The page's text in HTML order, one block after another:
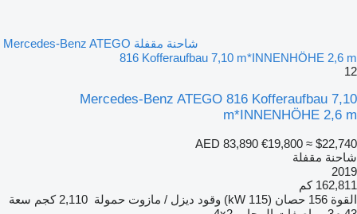
شاحنة مقفلة Mercedes-Benz ATEGO
816 Kofferaufbau 7,10 m*INNENHÖHE 2,6 m
12
Mercedes-Benz ATEGO 816 Kofferaufbau 7,10
m*INNENHÖHE 2,6 m
AED 83,890 €19,800 ≈ $22,740
شاحنة مقفلة
2019
162,811 كم
القوة 156 حصان (115 kW) وقود ديزل / مازوت حمولة 2,110 كجم
سعة